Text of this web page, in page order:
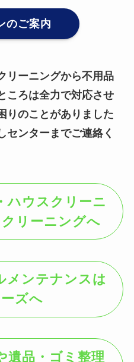
のご案内
リーニングから不用品
ころは全力で対応させ
りのことがありました
センターまでご連絡く
ハウスクリーニ
リーニングへ
メンテナンスは
ズへ
遺品・ゴミ整理